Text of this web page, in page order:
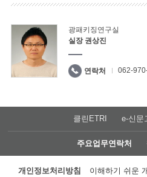
광패키징연구실
실장 권상진
연락처 062-
클린ETRI e-신문
주요업무연락처
개인정보처리방침 이해하기 쉬운